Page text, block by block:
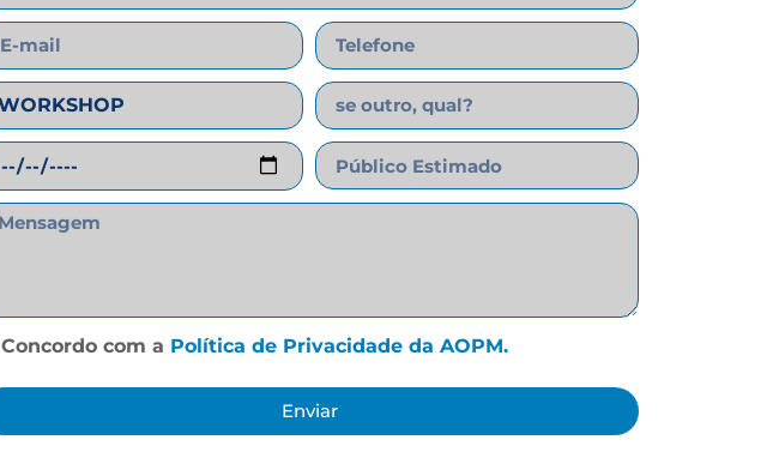
Concordo com a Política de Privacidade da AOPM.
Enviar